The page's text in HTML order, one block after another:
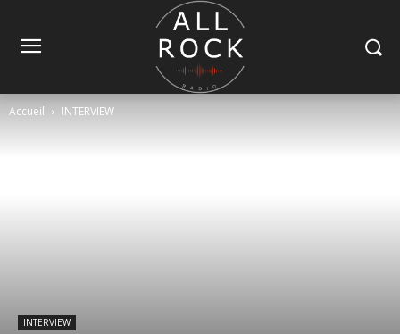
Accueil INTERVIEW
INTERVIEW